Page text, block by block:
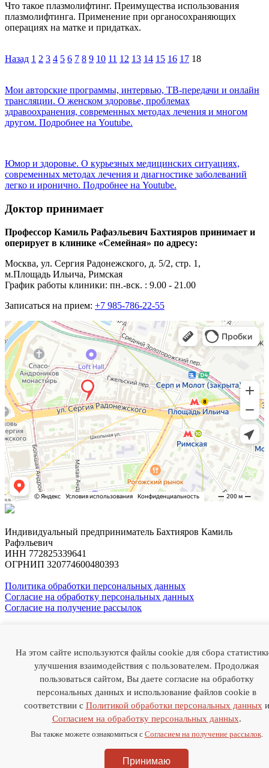
Что такое плазмолифтинг. Преимущества использования
плазмолифтинга. Применение при органосохраняющих
операциях на матке и придатках.
Назад 1 2 3 4 5 6 7 8 9 10 11 12 13 14 15 16 17 18
Мои авторские программы, интервью, ТВ-передачи и онлайн
трансляции. О женском здоровье, проблемах
здравоохранения, современных методах лечения и многом
другом. Подробнее на Youtube.
Юмор и здоровье. О курьезных медицинских ситуациях,
современных методах лечения и диагностике заболеваний
легко и иронично. Подробнее на Youtube.
Доктор принимает
Профессор Камиль Рафаэльевич Бахтияров принимает и
оперирует в клинике «Семейная» по адресу:
Москва, ул. Сергия Радонежского, д. 5/2, стр. 1,
м.Площадь Ильича, Римская
График работы клиники: пн.-вск. : 9.00 - 21.00
Записаться на прием: +7 985-786-22-55
Индивидуальный предприниматель Бахтияров Камиль
Рафэльевич
ИНН 772825339641
ОГРНИП 320774600480393
Политика обработки персональных данных
Согласие на обработку персональных данных
Согласие на получение рассылок
Камиль Бахтияров
О докторе Случаи из практики Отзывы Статьи Медиа Наука
Цены
Thank you! Your submission has been received!
Oops! Something went wrong while submitting the form.
+7 985-786-22-55
Oops! Something went wrong while submitting the form.
На этом сайте используются файлы cookie для сбора
улучшения взаимодействия с пользователем. Продолжая
пользоваться сайтом, Вы даете согласие на обработку
персональных данных и использование файлов cookie в
соответствии с Политикой обработки персональных данных и
Согласием на обработку персональных данных.
Вы также можете ознакомиться с Согласием на получение рассылок.
Принимаю